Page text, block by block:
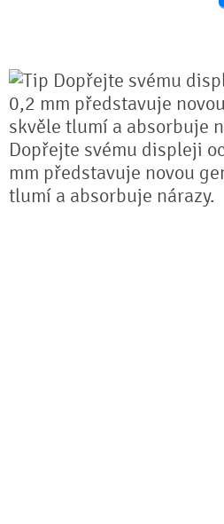
Dopřejte svému
0,2 mm představuje
skvěle tlumí a absorbuje
Dopřejte svému displeji
mm představuje novou
tlumí a absorbuje nárazy.